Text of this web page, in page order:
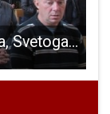
Kuljani proslavili svoga zaštitnika, Svetoga Mateja